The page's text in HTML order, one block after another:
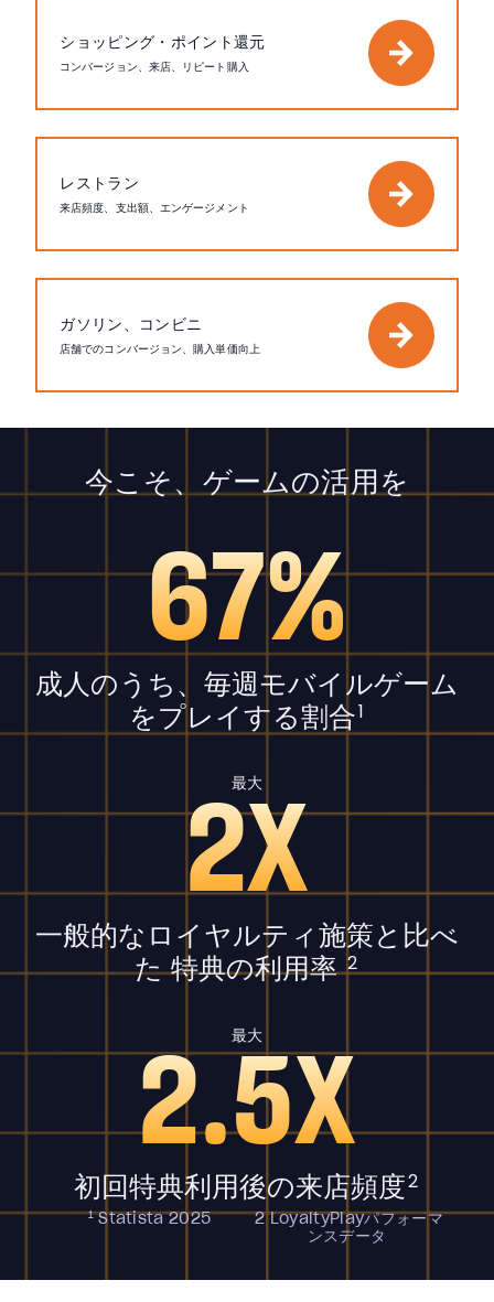
ショッピング・ポイント還元
コンバージョン、来店、リピート購入
レストラン
来店頻度、支出額、エンゲージメント
ガソリン、コンビニ
店舗でのコンバージョン、購入単価向上
今こそ、ゲームの活用を
67%
成人のうち、毎週モバイルゲーム
をプレイする割合1
最大
2X
一般的なロイヤルティ施策と比べ
た 特典の利用率2
最大
2.5X
初回特典利用後の来店頻度2
1 Statista 2025 2 LoyaltyPlayパフォーマ
ンスデータ